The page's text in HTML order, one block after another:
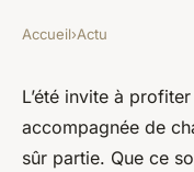
Table et
l'alliance
Accueil›Actu
L’été invite à
accompagnée de
sûr partie. Que ce